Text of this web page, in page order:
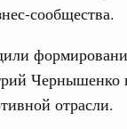
сообщества.
Чернышенко
отрасли.
и массовый